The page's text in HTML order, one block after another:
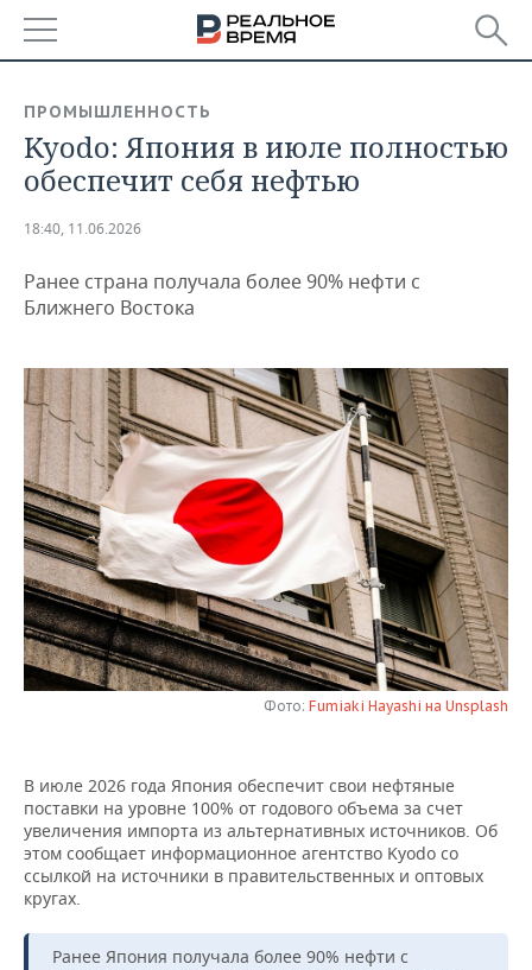
БАШКОРТОСТАН
ТАТАРСТАН
НОВОСТИ
АНАЛИТИКА
ДЕКЛАРАЦИИ О ДОХОДАХ
ВУЗЫ ТАТАРСТАНА
КОМУ ПРИНАДЛЕЖАТ
ТОРГОВЫЕ ЦЕНТРЫ
ТАТАРСТАНА
НОВОСТИ ЭКОНОМИКИ
БАНКИ
БЮДЖЕТ
ИНВЕСТИЦИИ
ПРОМЫШЛЕННОСТЬ
ПРОМЫШЛЕННОСТИ
АГРОПРОМ
МАШИНОСТРОЕНИЕ
НЕФТЕХИМИЯ
НЕФТЬ
ОПК
НОВОСТИ НЕДВИЖИМОСТИ
АВТО
НОВОСТИ АВТО
БИЗНЕС
НОВОСТИ БИЗНЕСА
РОЗНИЧНАЯ ТОРГОВЛЯ
ТРАНСПОРТ
УСЛУГИ
ТЕХНОЛОГИИ
НОВОСТИ ТЕХНОЛОГИЙ
IT
МЕДИА
МЕРОПРИЯТИЯ
НОВОСТИ МЕРОПРИЯТИЙ
ВЫЕЗДНАЯ РЕДАКЦИЯ
ONLINE-КОНФЕРЕНЦИИ
ОТКРЫТАЯ ЛЕКЦИЯ
СПОРТ
НОВОСТИ СПОРТА
ХОККЕЙ
БАСКЕТБОЛ
ВОЛЕЙБОЛ
КИБЕРСПОРТ
ОБЩЕСТВО
ВЛАСТЬ
ИНФРАСТРУКТУРА
ИСТОРИЯ
КУЛЬТУРА
СЮЖЕТЫ
СПРАВОЧНИК
СПИСОК ПЕРСОН
СПИСОК КОМПАНИЙ
ПОЛНАЯ ВЕРСИЯ
ПРОМЫШЛЕННОСТЬ
Kyodo: Япония в июле полностью
обеспечит себя нефтью
18:40, 11.06.2026
Ранее страна получала более 90% нефти с
Ближнего Востока
Фото: Fumiaki Hayashi на Unsplash
В июле 2026 года Япония обеспечит свои нефтяные
поставки на уровне 100% от годового объема за счет
увеличения импорта из альтернативных источников. Об
этом сообщает информационное агентство Kyodo со
ссылкой на источники в правительственных и оптовых
кругах.
Ранее Япония получала более 90% нефти с